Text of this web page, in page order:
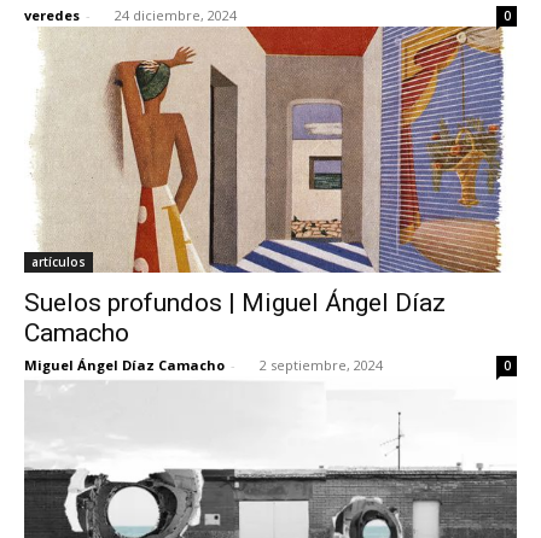
veredes - 24 diciembre, 2024 0
artículos
Suelos profundos | Miguel Ángel Díaz
Camacho
Miguel Ángel Díaz Camacho - 2 septiembre, 2024 0